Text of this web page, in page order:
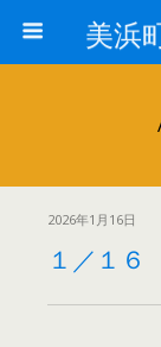
2026年1月16日
１／１６